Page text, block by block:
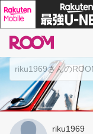
riku1969